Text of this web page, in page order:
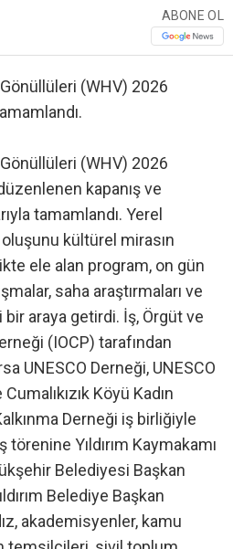
ABONE OL
(WHV) 2026
(WHV) 2026
kapanış ve
tamamlandı. Yerel
kültürel mirasın
ele alan program, on gün
saha araştırmaları ve
araya getirdi. İş, Örgüt ve
(IOCP) tarafından
UNESCO Derneği, UNESCO
Köyü Kadın
Derneği iş birliğiyle
Yıldırım Kaymakamı
Belediyesi Başkan
Belediye Başkan
akademisyenler, kamu